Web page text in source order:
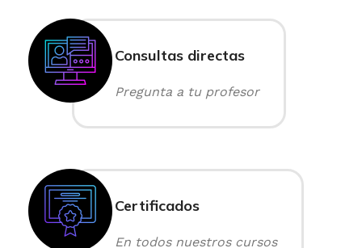
Consultas directas
Pregunta a tu profesor
Certificados
En todos nuestros cursos